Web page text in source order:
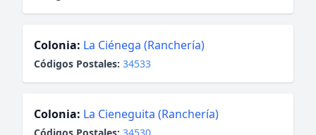
Colonia: La Ciénega (Ranchería)
Códigos Postales: 34533
Colonia: La Cieneguita (Ranchería)